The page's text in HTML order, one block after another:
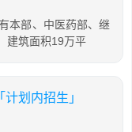
本部、中医药部、继
建筑面积19万平
划内招生」